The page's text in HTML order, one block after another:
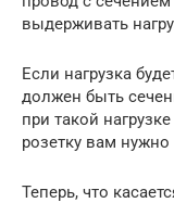
выдерживать
Если нагрузка
должен быть
при такой
розетку вам нужно
Теперь, что